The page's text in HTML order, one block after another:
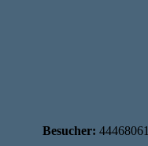
Besucher: 44468061